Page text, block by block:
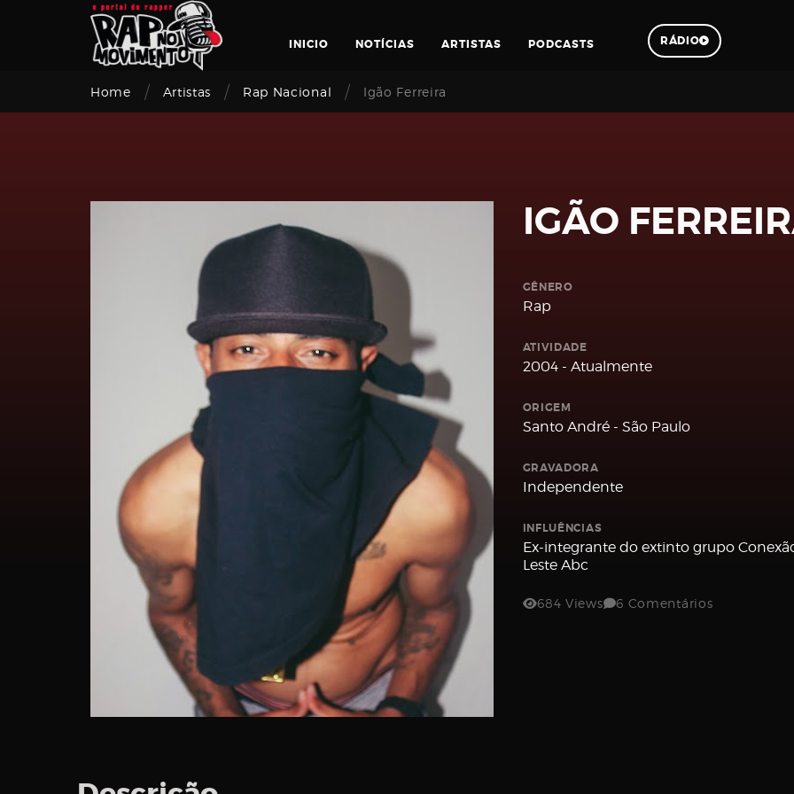
INICIO NOTÍCIAS ARTISTAS PODCASTS RÁDIO
Pesquisar
Home / Artistas / Rap Nacional / Igão Ferreira
IGÃO
GÊNERO
Rap
ATIVIDADE
2004 - Atualmente
ORIGEM
Santo André - São Paulo
GRAVADORA
Independente
INFLUÊNCIAS
Ex-integrante do extinto grupo
Leste Abc
684 Views 6 Comentários